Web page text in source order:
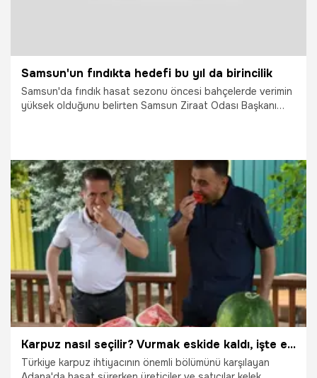
Samsun'un fındıkta hedefi bu yıl da birincilik
Samsun'da fındık hasat sezonu öncesi bahçelerde verimin
yüksek olduğunu belirten Samsun Ziraat Odası Başkanı
25.06.2026 Vatan TV
Karpuz nasıl seçilir? Vurmak eskide kaldı, işte en iyi yöntem
Türkiye karpuz ihtiyacının önemli bölümünü karşılayan